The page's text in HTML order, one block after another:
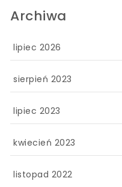
Archiwa
lipiec 2026
sierpień 2023
lipiec 2023
kwiecień 2023
listopad 2022